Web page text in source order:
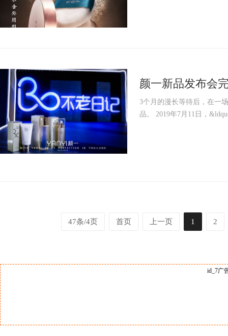
颜一新品发布会
3个月的漫长等待后，在一
品。 2019年7月11日，
47条/4页 首页 上一页 1 2
id_7广